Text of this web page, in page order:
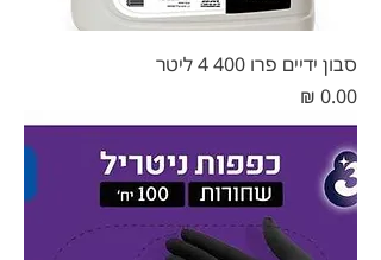
סבון ידיים פרו 400 4 ליטר
מחיר